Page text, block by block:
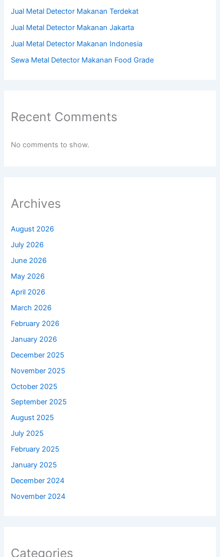
Jual Metal Detector Makanan Terdekat
Jual Metal Detector Makanan Jakarta
Jual Metal Detector Makanan Indonesia
Sewa Metal Detector Makanan Food Grade
Recent Comments
No comments to show.
Archives
August 2026
July 2026
June 2026
May 2026
April 2026
March 2026
February 2026
January 2026
December 2025
November 2025
October 2025
September 2025
August 2025
July 2025
February 2025
January 2025
December 2024
November 2024
Categories